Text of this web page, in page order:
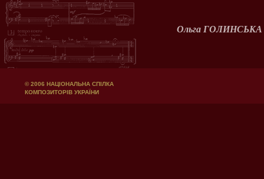
Ольга ГОЛИНСЬКА
© 2006 НАЦІОНАЛЬНА СПІЛКА
КОМПОЗИТОРІВ УКРАЇНИ